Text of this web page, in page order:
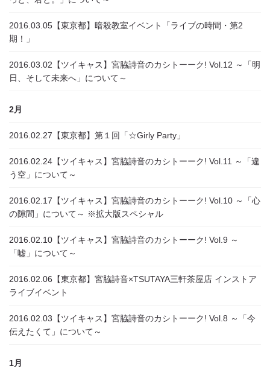
2016.03.05 【東京都】暗殺教室イベント「ライブの時間・第2
期！」
2016.03.02 【ツイキャス】宮脇詩音のカシトーーク! Vol.12 ～「明
日、そして未来へ」について～
2月
2016.02.27 【東京都】第１回「☆Girly Party」
2016.02.24 【ツイキャス】宮脇詩音のカシトーーク! Vol.11 ～「違
う空」について～
2016.02.17 【ツイキャス】宮脇詩音のカシトーーク! Vol.10 ～「心
の隙間」について～ ※拡大版スペシャル
2016.02.10 【ツイキャス】宮脇詩音のカシトーーク! Vol.9 ～
「嘘」について～
2016.02.06 【東京都】宮脇詩音×TSUTAYA三軒茶屋店 インストア
ライブイベント
2016.02.03 【ツイキャス】宮脇詩音のカシトーーク! Vol.8 ～「今
伝えたくて」について～
1月